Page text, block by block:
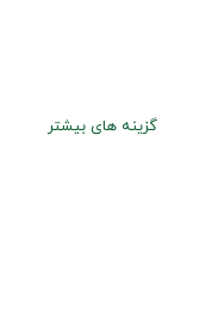
گزینه های بیشتر